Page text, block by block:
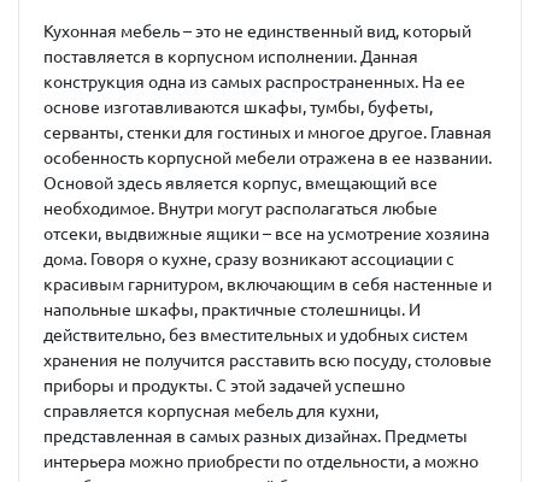
Кухонная мебель – это не единственный вид, который
поставляется в корпусном исполнении. Данная
конструкция одна из самых распространенных. На ее
основе изготавливаются шкафы, тумбы, буфеты,
серванты, стенки для гостиных и многое другое. Главная
особенность корпусной мебели отражена в ее названии.
Основой здесь является корпус, вмещающий все
необходимое. Внутри могут располагаться любые
отсеки, выдвижные ящики – все на усмотрение хозяина
дома. Говоря о кухне, сразу возникают ассоциации с
красивым гарнитуром, включающим в себя настенные и
напольные шкафы, практичные столешницы. И
действительно, без вместительных и удобных систем
хранения не получится расставить всю посуду, столовые
приборы и продукты. С этой задачей успешно
справляется корпусная мебель для кухни,
представленная в самых разных дизайнах. Предметы
интерьера можно приобрести по отдельности, а можно